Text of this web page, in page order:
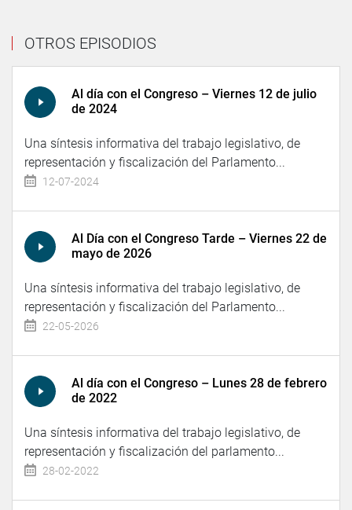
OTROS EPISODIOS
Al día con el Congreso – Viernes 12 de julio
de 2024
Una síntesis informativa del trabajo legislativo, de
representación y fiscalización del Parlamento...
12-07-2024
Al Día con el Congreso Tarde – Viernes 22 de
mayo de 2026
Una síntesis informativa del trabajo legislativo, de
representación y fiscalización del Parlamento...
22-05-2026
Al día con el Congreso – Lunes 28 de febrero
de 2022
Una síntesis informativa del trabajo legislativo, de
representación y fiscalización del parlamento...
28-02-2022